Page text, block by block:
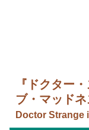
『ドクター
ブ・マッド
Doctor Strange